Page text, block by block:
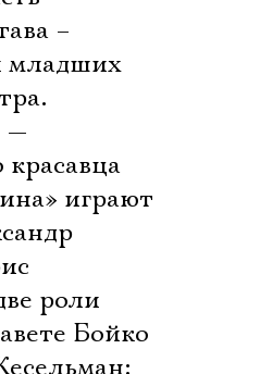
–
младших
—
играют
роли
Бойко